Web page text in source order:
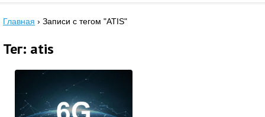
Главная › Записи с тегом "ATIS"
Тег: atis